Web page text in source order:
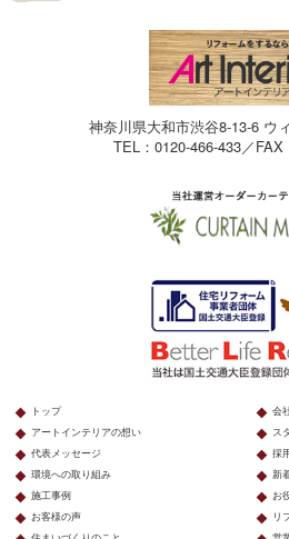
神奈川県大和市渋谷8-13-6 ウ
TEL：0120-466-433／FAX
トップ
アートインテリアの想い
代表メッセージ
環境への取り組み
施工事例
お客様の声
会
ス
採
新
お
リ